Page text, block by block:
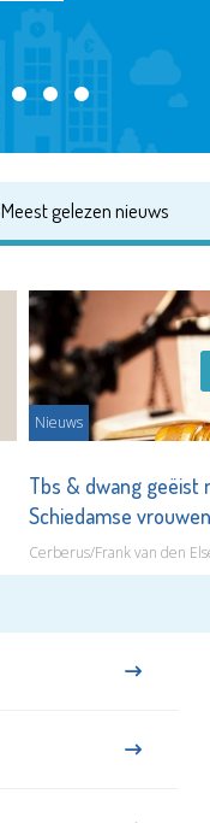
Meest gelezen nieuws
Nieuws
Tbs & dwang geëist
Schiedamse
Cerberus/Frank van den